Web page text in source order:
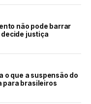
não pode barrar
justiça
o que a suspensão do
para brasileiros